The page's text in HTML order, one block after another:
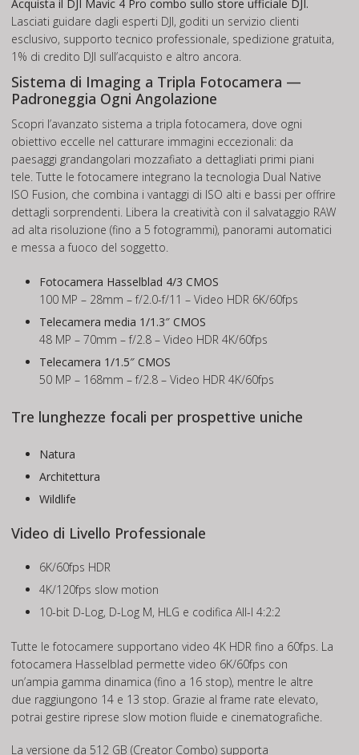
Acquista il DJI Mavic 4 Pro combo sullo store ufficiale DJI.
Lasciati guidare dagli esperti DJI, goditi un servizio clienti
esclusivo, supporto tecnico professionale, spedizione gratuita,
1% di credito DJI sull’acquisto e altro ancora.
Sistema di Imaging a Tripla Fotocamera —
Padroneggia Ogni Angolazione
Scopri l’avanzato sistema a tripla fotocamera, dove ogni
obiettivo eccelle nel catturare immagini eccezionali: da
paesaggi grandangolari mozzafiato a dettagliati primi piani
tele. Tutte le fotocamere integrano la tecnologia Dual Native
ISO Fusion, che combina i vantaggi di ISO alti e bassi per offrire
dettagli sorprendenti. Libera la creatività con il salvataggio RAW
ad alta risoluzione (fino a 5 fotogrammi), panorami automatici
e messa a fuoco del soggetto.
Fotocamera Hasselblad 4/3 CMOS
100 MP – 28mm – f/2.0-f/11 – Video HDR 6K/60fps
Telecamera media 1/1.3″ CMOS
48 MP – 70mm – f/2.8 – Video HDR 4K/60fps
Telecamera 1/1.5″ CMOS
50 MP – 168mm – f/2.8 – Video HDR 4K/60fps
Tre lunghezze focali per prospettive uniche
Natura
Architettura
Wildlife
Video di Livello Professionale
6K/60fps HDR
4K/120fps slow motion
10-bit D-Log, D-Log M, HLG e codifica All-I 4:2:2
Tutte le fotocamere supportano video 4K HDR fino a 60fps. La
fotocamera Hasselblad permette video 6K/60fps con
un’ampia gamma dinamica (fino a 16 stop), mentre le altre
due raggiungono 14 e 13 stop. Grazie al frame rate elevato,
potrai gestire riprese slow motion fluide e cinematografiche.
La versione da 512 GB (Creator Combo) supporta